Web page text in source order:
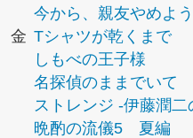
今から、親友やめよう
金 Tシャツが乾くまで
しもべの王子様
名探偵のままでいて
ストレンジ -伊藤潤二
晩酌の流儀5 夏編